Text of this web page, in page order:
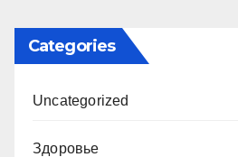
Categories
Uncategorized
Здоровье